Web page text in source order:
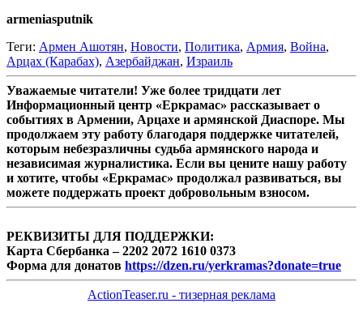
armeniasputnik
Теги: Армен Ашотян, Новости, Политика, Армия, Война,
Арцах (Карабах), Азербайджан, Израиль
Уважаемые читатели! Уже более тридцати лет
Информационный центр «Еркрамас» рассказывает о
событиях в Армении, Арцахе и армянской Диаспоре. Мы
продолжаем эту работу благодаря поддержке читателей,
которым небезразличны судьба армянского народа и
независимая журналистика. Если вы цените нашу работу
и хотите, чтобы «Еркрамас» продолжал развиваться, вы
можете поддержать проект добровольным взносом.
РЕКВИЗИТЫ ДЛЯ ПОДДЕРЖКИ:
Карта Сбербанка – 2202 2072 1610 0373
Форма для донатов https://dzen.ru/yerkramas?donate=true
ActionTeaser.ru - тизерная реклама